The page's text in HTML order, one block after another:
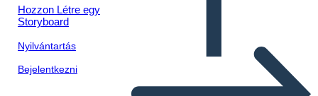
Hozzon Létre egy
Storyboard
Nyilvántartás
Bejelentkezni